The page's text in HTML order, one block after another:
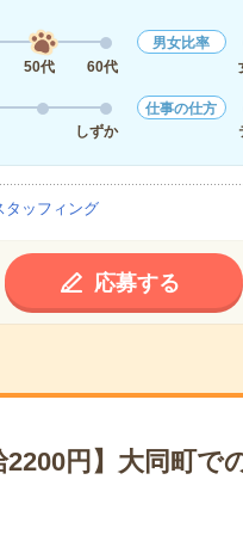
50代 60代
男女比率
しずか
仕事の仕方
タッフィング
応募する
円】大同町で